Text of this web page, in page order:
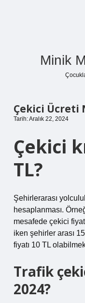
Minik
Çekici Ücreti
Tarih: Aralık 22, 2024
Çekici
TL?
Şehirlerarası
hesaplanması.
mesafede çekici
iken şehirler arası
fiyatı 10 TL
Trafik
2024?